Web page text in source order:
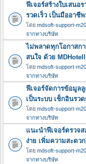
ฟีเจอร์สร้างใบเสนอ
รวดเร็ว เป็นมืออาชี
โดย mdsoft-support-
จากทางบริษัท
ไม่พลาดทุกโอกาสก
สนใจ ด้วย
โดย mdsoft-support-
จากทางบริษัท
ฟีเจอร์จัดการข้อมูล
เป็นระบบ เช็กอินรว
โดย mdsoft-support-
จากทางบริษัท
แนะนำฟีเจอร์ตรวจ
ง่าย เพิ่มความสะดว
โดย mdsoft-support-
จากทางบริษัท